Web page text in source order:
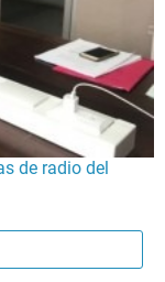
de radio del